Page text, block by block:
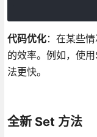
代码优化：在某些
的效率。例如，使
法更快。
全新 Set 方法